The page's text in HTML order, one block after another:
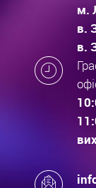
м.
в.
в.